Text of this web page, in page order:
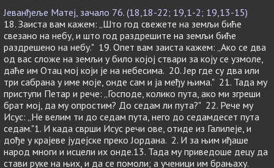
Јеванђеље Матеј, зачало 76. (18,18-22; 19,1-2; 19,13-15)
18. Заиста вам кажем: „Што год свежете на земљи биће
свезано на небу, и што год раздрешите на земљи биће
раздрешено на небу." 19. Опет вам заиста кажем: „Ако се два
од вас сложе на земљи у било којој ствари за коју се узмоле,
даће им Отац мој који је на небесима. 20. Јер где су два или
три сабрана у име моје, онде сам и ја међу њима." 21. Тада му
приступи Петар и рече: „Господе, колико пута, ако ми згреши
брат мој, да му опростим? До седам ли пута?" 22. Рече му
Исус: „Не велим ти до седам пута, него до седамдесет пута
седам."1. И када сврши Исус речи ове, отиде из Галилеје, и
дође у крајеве јудејске преко Јордана. 2. И за њим иђаше
народ многи и исцели их онде.13. Тада му приведоше децу да
стави руке на њих, и да се помоли; а ученици им брањаху.